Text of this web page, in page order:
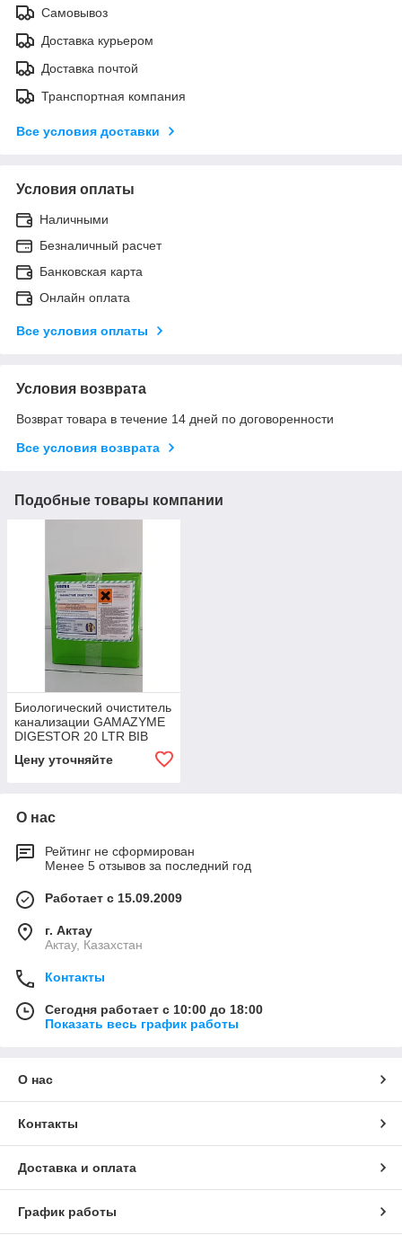
Самовывоз
Доставка курьером
Доставка почтой
Транспортная компания
Все условия доставки
Условия оплаты
Наличными
Безналичный расчет
Банковская карта
Онлайн оплата
Все условия оплаты
Условия возврата
Возврат товара в течение 14 дней по договоренности
Все условия возврата
Подобные товары компании
Биологический очиститель
канализации GAMAZYME
DIGESTOR 20 LTR BIB
Цену уточняйте
О нас
Рейтинг не сформирован
Менее 5 отзывов за последний год
Работает с 15.09.2009
г. Актау
Актау, Казахстан
Контакты
Сегодня работает с 10:00 до 18:00
Показать весь график работы
О нас
Контакты
Доставка и оплата
График работы